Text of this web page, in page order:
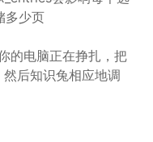
多少页
电脑正在挣扎，把
后知识兔相应地调